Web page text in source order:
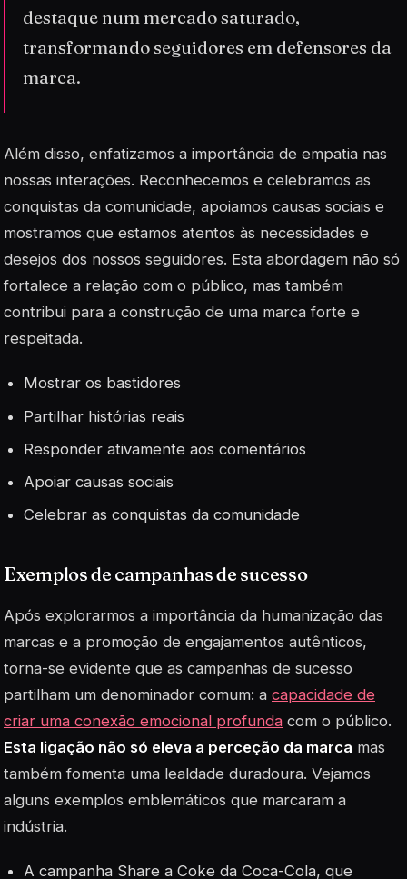
destaque num mercado saturado,
transformando seguidores em defensores da
marca.
Além disso, enfatizamos a importância de empatia nas
nossas interações. Reconhecemos e celebramos as
conquistas da comunidade, apoiamos causas sociais e
mostramos que estamos atentos às necessidades e
desejos dos nossos seguidores. Esta abordagem não só
fortalece a relação com o público, mas também
contribui para a construção de uma marca forte e
respeitada.
Mostrar os bastidores
Partilhar histórias reais
Responder ativamente aos comentários
Apoiar causas sociais
Celebrar as conquistas da comunidade
Exemplos de campanhas de sucesso
Após explorarmos a importância da humanização das
marcas e a promoção de engajamentos autênticos,
torna-se evidente que as campanhas de sucesso
partilham um denominador comum: a capacidade de
criar uma conexão emocional profunda com o público.
Esta ligação não só eleva a perceção da marca mas
também fomenta uma lealdade duradoura. Vejamos
alguns exemplos emblemáticos que marcaram a
indústria.
A campanha Share a Coke da Coca-Cola, que